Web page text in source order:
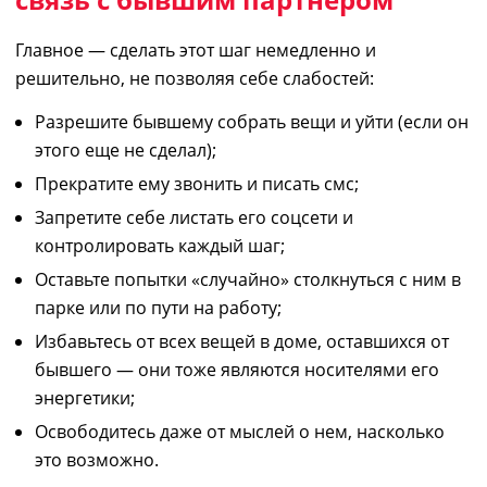
Главное ― сделатьэтотшаг немедленно и
решительно, не позволяя себе слабостей:
Разрешите бывшему собрать вещи и уйти (если он
этого еще не сделал);
Прекратите емузвонить и писать смс;
Запретите себелистать его соцсети и
контролировать каждый шаг;
Оставьте попытки «случайно» столкнуться с ним в
парке или по пути на работу;
Избавьтесь от всех вещей в доме, оставшихся от
бывшего ― они тожеявляются носителями его
энергетики;
Освободитесьдаже от мыслей о нем, насколько
это возможно.